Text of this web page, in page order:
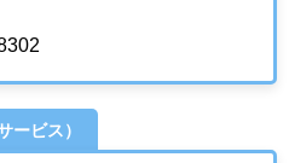
ービス）